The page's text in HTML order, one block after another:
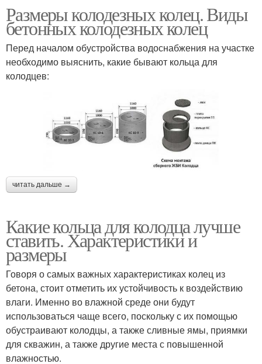
Размеры колодезных колец. Виды
бетонных колодезных колец
Перед началом обустройства водоснабжения на участке
необходимо выяснить, какие бывают кольца для
колодцев:
читать дальше →
Какие кольца для колодца лучше
ставить. Характеристики и
размеры
Говоря о самых важных характеристиках колец из
бетона, стоит отметить их устойчивость к воздействию
влаги. Именно во влажной среде они будут
использоваться чаще всего, поскольку с их помощью
обустраивают колодцы, а также сливные ямы, приямки
для скважин, а также другие места с повышенной
влажностью.